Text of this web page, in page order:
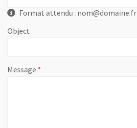
Format attendu : nom@domaine.fr
Object
Message , champ obligatoire